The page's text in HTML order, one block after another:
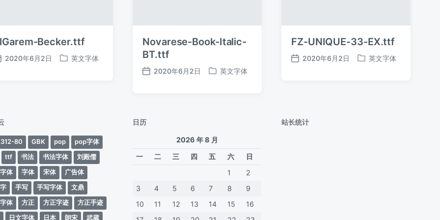
Becker.ttf
2020年6月2日
发
英文字体
Novarese-Book-Italic-
BT.ttf
发
2020年6月2日
发
英文字体
FZ-UNIQUE-33-EX.ttf
发
2020年6月2日
发
英文字体
80 GBK pop
pop字体
ttf
书法 书法字体
刘殿儒
体
字体 宋体
广告体
手写 手写字体
文鼎
体
方正 方正字迹
方正手迹
日文字体 日本 朗宋 武蔵
日历
2026 年 8 月
一
二 三 四 五 六
日
1
2
3
4 5 6 7 8
9
10
11 12 13 14 15
16
站长统计